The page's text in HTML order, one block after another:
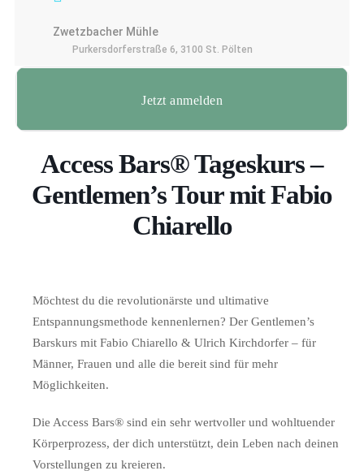
Zwetzbacher Mühle
Purkersdorferstraße 6, 3100 St. Pölten
Jetzt anmelden
Access Bars® Tageskurs –
Gentlemen’s Tour mit Fabio
Chiarello
Möchtest du die revolutionärste und ultimative
Entspannungsmethode kennenlernen? Der Gentlemen’s
Barskurs mit Fabio Chiarello & Ulrich Kirchdorfer – für
Männer, Frauen und alle die bereit sind für mehr
Möglichkeiten.
Die Access Bars® sind ein sehr wertvoller und wohltuender
Körperprozess, der dich unterstützt, dein Leben nach deinen
Vorstellungen zu kreieren.